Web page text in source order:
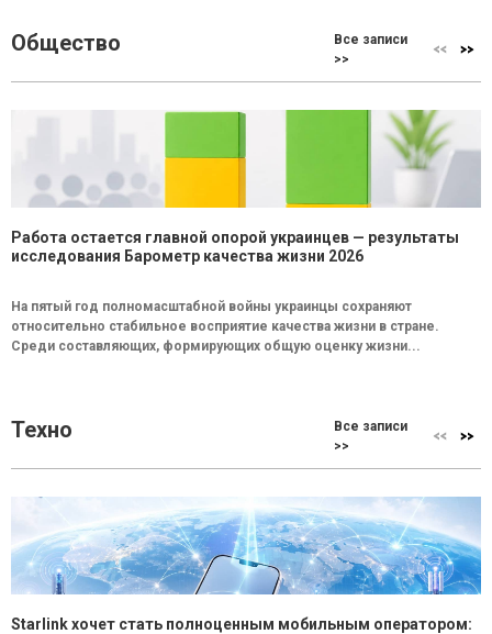
Общество
Все записи
>>
Работа остается главной опорой украинцев — результаты
исследования Барометр качества жизни 2026
На пятый год полномасштабной войны украинцы сохраняют
относительно стабильное восприятие качества жизни в стране.
Среди составляющих, формирующих общую оценку жизни...
Техно
Все записи
>>
Starlink хочет стать полноценным мобильным оператором: